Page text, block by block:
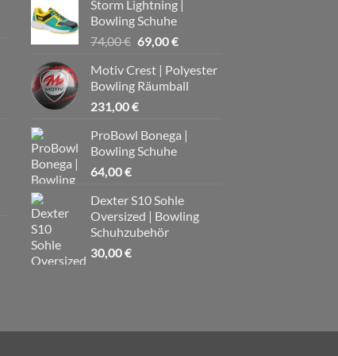
Storm Lightning |
Bowling Schuhe
74,00€ Ursprünglicher
war:
74,00 €
69,00€Aktueller
ist:
69,00 €.
Motiv Crest | Polyester
Bowling Räumball
231,00€
ProBowl Bonega |
Bowling Schuhe
64,00€
Dexter S10 Sohle
Oversized | Bowling
Schuhzubehör
30,00€